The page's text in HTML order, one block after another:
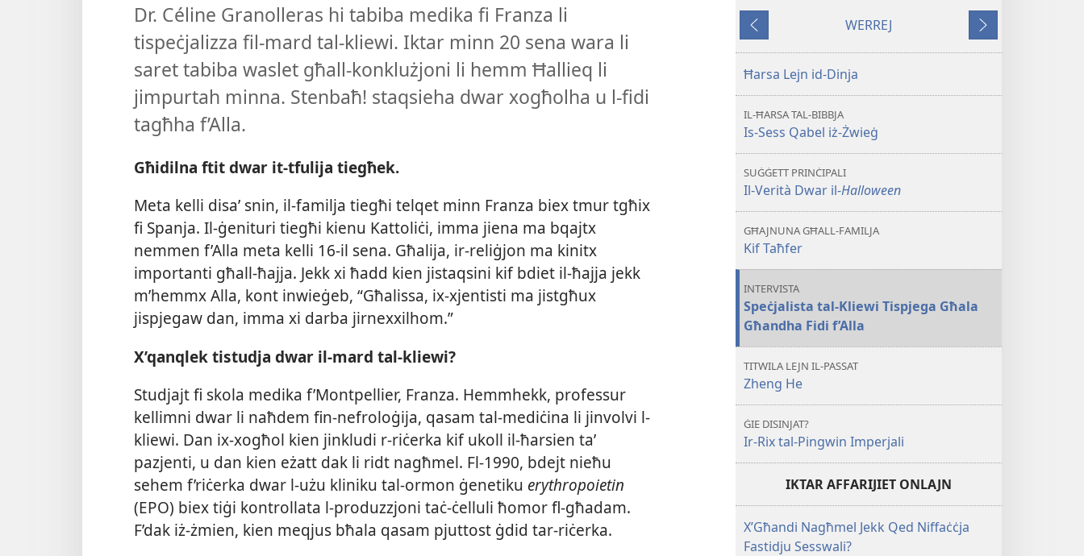
Dr. Céline Granolleras hi tabiba medika fi Franza li
tispeċjalizza fil-​mard tal-​kliewi. Iktar minn 20 sena wara li
saret tabiba waslet għall-​konklużjoni li hemm Ħallieq li
jimpurtah minna. Stenbaħ! staqsieha dwar xogħolha u l-​fidi
tagħha f’Alla.
Għidilna ftit dwar it-​tfulija tiegħek.
Meta kelli disaʼ snin, il-​familja tiegħi telqet minn Franza biex tmur tgħix
fi Spanja. Il-​ġenituri tiegħi kienu Kattoliċi, imma jiena ma bqajtx
nemmen f’Alla meta kelli 16-​il sena. Għalija, ir-​reliġjon ma kinitx
importanti għall-​ħajja. Jekk xi ħadd kien jistaqsini kif bdiet il-​ħajja jekk
m’hemmx Alla, kont inwieġeb, “Għalissa, ix-​xjentisti ma jistgħux
jispjegaw dan, imma xi darba jirnexxilhom.”
X’qanqlek tistudja dwar il-​mard tal-​kliewi?
Studjajt fi skola medika f’Montpellier, Franza. Hemmhekk, professur
kellimni dwar li naħdem fin-​nefroloġija, qasam tal-​mediċina li jinvolvi l-​
kliewi. Dan ix-​xogħol kien jinkludi r-​riċerka kif ukoll il-​ħarsien taʼ
pazjenti, u dan kien eżatt dak li ridt nagħmel. Fl-​1990, bdejt nieħu
sehem f’riċerka dwar l-​użu kliniku tal-​ormon ġenetiku erythropoietin
(EPO) biex tiġi kontrollata l-​produzzjoni taċ-​ċelluli ħomor fl-​għadam.
F’dak iż-​żmien, kien meqjus bħala qasam pjuttost ġdid tar-​riċerka.
pubblikazzjonijiet
Dwar
il-
Ta'
qabel
WERREJ
Li
jmiss
Ħarsa Lejn id-Dinja
IL-ĦARSA TAL-BIBBJA
Is-Sess Qabel iż-Żwieġ
SUĠĠETT PRINĊIPALI
Il-Verità Dwar il-Halloween
GĦAJNUNA GĦALL-FAMILJA
Kif Taħfer
INTERVISTA
Speċjalista tal-Kliewi Tispjega Għala
Għandha Fidi f’Alla
TITWILA LEJN IL-PASSAT
Zheng He
ĠIE DISINJAT?
Ir-Rix tal-Pingwin Imperjali
IKTAR AFFARIJIET ONLAJN
X’Għandi Nagħmel Jekk Qed Niffaċċja
Fastidju Sesswali?